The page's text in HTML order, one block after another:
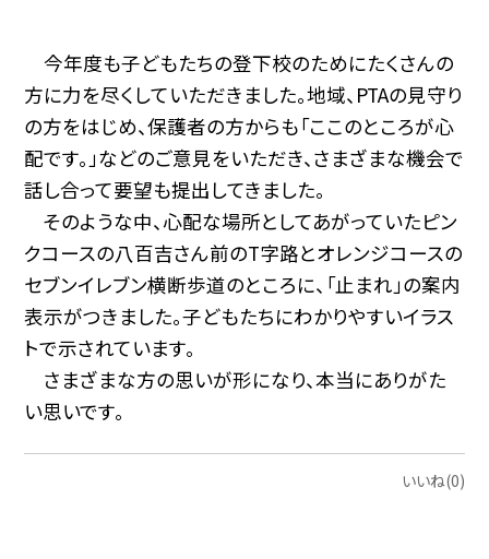
今年度も子どもたちの登下校のためにたくさんの
方に力を尽くしていただきました。地域、PTAの見守り
の方をはじめ、保護者の方からも「ここのところが心
配です。」などのご意見をいただき、さまざまな機会で
話し合って要望も提出してきました。
そのような中、心配な場所としてあがっていたピン
クコースの八百吉さん前のT字路とオレンジコースの
セブンイレブン横断歩道のところに、「止まれ」の案内
表示がつきました。子どもたちにわかりやすいイラス
トで示されています。
さまざまな方の思いが形になり、本当にありがた
い思いです。
いいね(0)